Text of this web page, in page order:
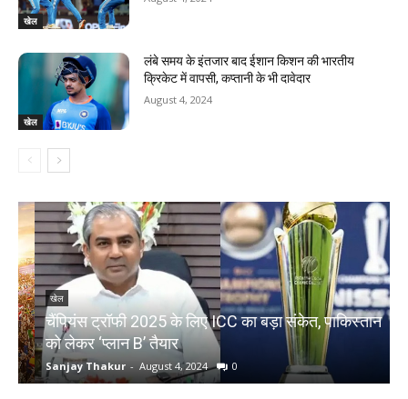
खेल
खेल
लंबे समय के इंतजार बाद ईशान किशन की भारतीय
क्रिकेट में वापसी, कप्तानी के भी दावेदार
August 4, 2024
खेल
चैंपियंस ट्रॉफी 2025 के लिए ICC का बड़ा संकेत, पाकिस्तान
को लेकर ‘प्लान B’ तैयार
Sanjay Thakur - August 4, 2024 0